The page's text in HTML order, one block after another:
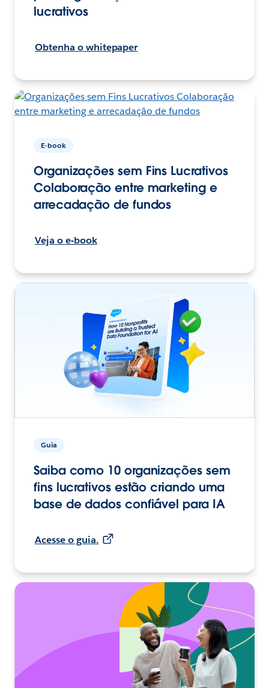
lucrativos
Obtenha o whitepaper
E-book
Organizações sem Fins Lucrativos
Colaboração entre marketing e
arrecadação de fundos
Veja o e-book
Guia
Saiba como 10 organizações sem
fins lucrativos estão criando uma
base de dados confiável para IA
Acesse o guia.